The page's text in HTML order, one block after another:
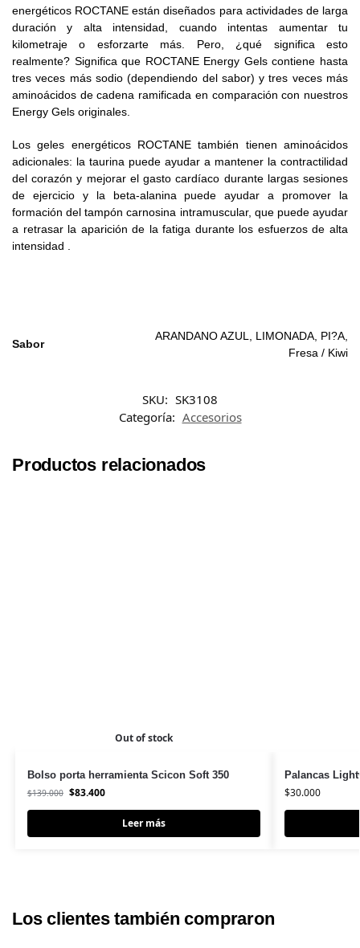
energéticos ROCTANE están diseñados para actividades de larga
duración y alta intensidad, cuando intentas aumentar tu
kilometraje o esforzarte más. Pero, ¿qué significa esto
realmente? Significa que ROCTANE Energy Gels contiene hasta
tres veces más sodio (dependiendo del sabor) y tres veces más
aminoácidos de cadena ramificada en comparación con nuestros
Energy Gels originales.
Los geles energéticos ROCTANE también tienen aminoácidos
adicionales: la taurina puede ayudar a mantener la contractilidad
del corazón y mejorar el gasto cardíaco durante largas sesiones
de ejercicio y la beta-alanina puede ayudar a promover la
formación del tampón carnosina intramuscular, que puede ayudar
a retrasar la aparición de la fatiga durante los esfuerzos de alta
intensidad .
Sabor
ARANDANO AZUL, LIMONADA, PI?A,
Fresa / Kiwi
SKU: SK3108
Categoría: Accesorios
Productos relacionados
Out of stock
Bolso porta herramienta Scicon Soft 350
$139.000 $83.400
Leer más
Palancas
$30.000
Los clientes también compraron